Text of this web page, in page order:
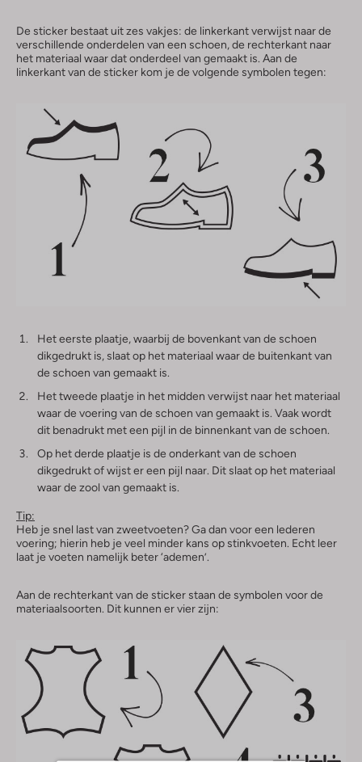
De sticker bestaat uit zes vakjes: de linkerkant verwijst naar de
verschillende onderdelen van een schoen, de rechterkant naar
het materiaal waar dat onderdeel van gemaakt is. Aan de
linkerkant van de sticker kom je de volgende symbolen tegen:
Het eerste plaatje, waarbij de bovenkant van de schoen
dikgedrukt is, slaat op het materiaal waar de buitenkant van
de schoen van gemaakt is.
Het tweede plaatje in het midden verwijst naar het materiaal
waar de voering van de schoen van gemaakt is. Vaak wordt
dit benadrukt met een pijl in de binnenkant van de schoen.
Op het derde plaatje is de onderkant van de schoen
dikgedrukt of wijst er een pijl naar. Dit slaat op het materiaal
waar de zool van gemaakt is.
Tip:
Heb je snel last van zweetvoeten? Ga dan voor een lederen
voering; hierin heb je veel minder kans op stinkvoeten. Echt leer
laat je voeten namelijk beter ‘ademen’.
Aan de rechterkant van de sticker staan de symbolen voor de
materiaalsoorten. Dit kunnen er vier zijn: